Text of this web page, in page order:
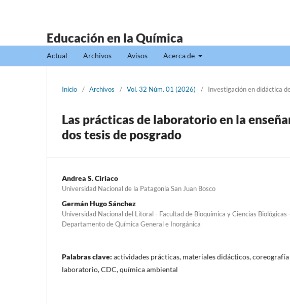
Educación en la Química
Actual Archivos Avisos Acerca de
Inicio / Archivos / Vol. 32 Núm. 01 (2026) / Investigación en didáctica
Las prácticas de laboratorio en la
dos tesis de posgrado
Andrea S. Ciriaco
Universidad Nacional de la Patagonia San Juan Bosco
Germán Hugo Sánchez
Universidad Nacional del Litoral - Facultad de Bioquímica y Ciencias Biológicas -
Departamento de Química General e Inorgánica
Palabras clave: actividades prácticas, materiales didácticos, coreografía
laboratorio, CDC, química ambiental